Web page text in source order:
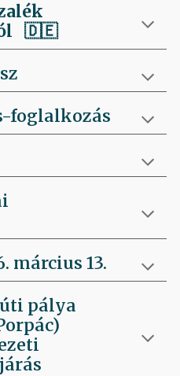
🇩🇪
foglalkozás
március 13.
pálya